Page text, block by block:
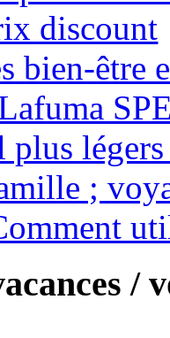
discount
bien-être
plus
;
/